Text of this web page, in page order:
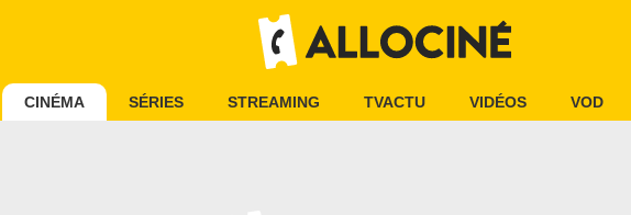
CINÉMA SÉRIES STREAMING TVACTU VIDÉOS VOD